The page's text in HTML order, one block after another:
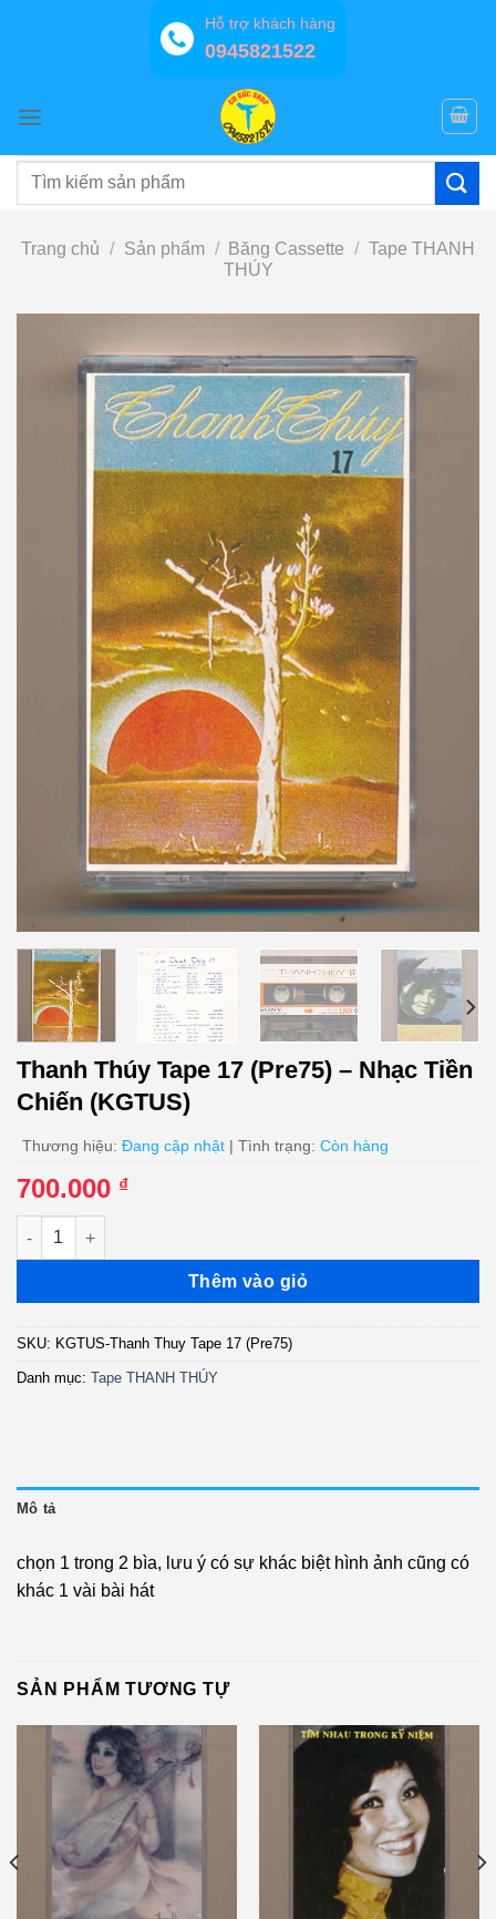
Hỗ trợ khách hàng
0945821522
Tìm
Trang chủ / Sản phẩm / Băng Cassette / Tape THANH
THÚY
Thanh Thúy Tape 17 (Pre75) – Nhạc Tiền
Chiến (KGTUS)
Thương hiệu: Đang cập nhật | Tình trạng: Còn hàng
700.000 ₫
Thanh Thúy Tape 17 (Pre75) - Nhạc Tiền Chiến (KGTUS) số
Thêm vào giỏ
SKU: KGTUS-Thanh Thuy Tape 17 (Pre75)
Danh mục: Tape THANH THÚY
Mô tả
chọn 1 trong 2 bìa, lưu ý có sự khác biệt hình ảnh cũng có
khác 1 vài bài hát
SẢN PHẨM TƯƠNG TỰ